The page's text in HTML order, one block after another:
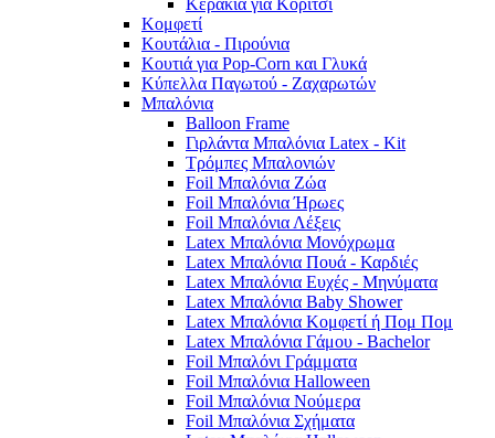
Κεράκια για Κορίτσι
Κομφετί
Κουτάλια - Πιρούνια
Κουτιά για Pop-Corn και Γλυκά
Κύπελλα Παγωτού - Ζαχαρωτών
Μπαλόνια
Balloon Frame
Γιρλάντα Μπαλόνια Latex - Kit
Τρόμπες Μπαλονιών
Foil Μπαλόνια Ζώα
Foil Μπαλόνια Ήρωες
Foil Μπαλόνια Λέξεις
Latex Μπαλόνια Μονόχρωμα
Latex Μπαλόνια Πουά - Καρδιές
Latex Μπαλόνια Ευχές - Μηνύματα
Latex Μπαλόνια Baby Shower
Latex Μπαλόνια Κομφετί ή Πομ Πομ
Latex Μπαλόνια Γάμου - Bachelor
Foil Μπαλόνι Γράμματα
Foil Μπαλόνια Halloween
Foil Μπαλόνια Νούμερα
Foil Μπαλόνια Σχήματα